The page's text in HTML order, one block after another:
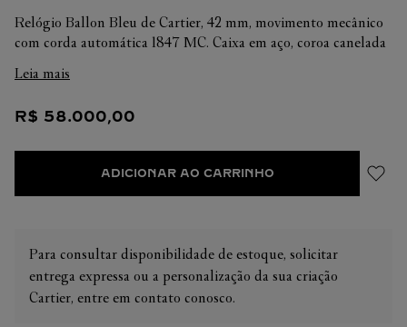
Relógio Ballon Bleu de Cartier, 42 mm, movimento mecânico
com corda automática 1847 MC. Caixa em aço, coroa canelada
Mostrador prateado guilhochê. Ponteiros em aço forjado em
horas. Pulseira intercambiável em aço. Espessura: 13 mm.
Leia mais
R$ 58.000,00
ADICIONAR AO CARRINHO
Para consultar disponibilidade de estoque, solicitar
entrega expressa ou a personalização da sua criação
Cartier, entre em contato conosco.